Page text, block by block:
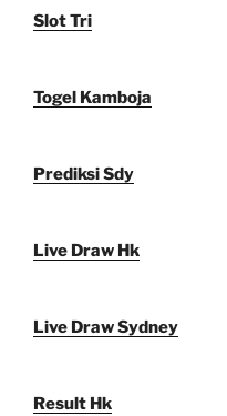
Slot Tri
Togel Kamboja
Prediksi Sdy
Live Draw Hk
Live Draw Sydney
Result Hk